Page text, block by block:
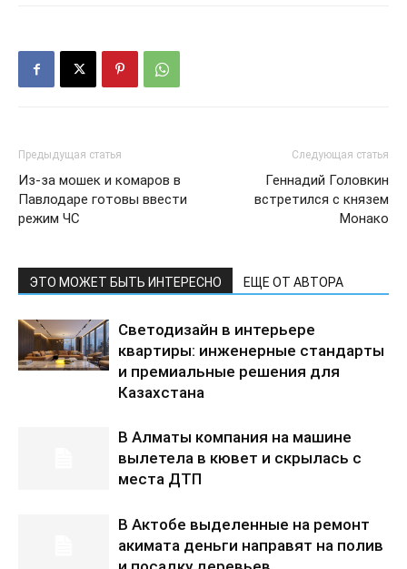
Предыдущая статья
Из-за мошек и комаров в
Павлодаре готовы ввести
режим ЧС
Следующая статья
Геннадий Головкин
встретился с князем
Монако
ЭТО МОЖЕТ БЫТЬ ИНТЕРЕСНО ЕЩЕ ОТ АВТОРА
Светодизайн в интерьере
квартиры: инженерные стандарты
и премиальные решения для
Казахстана
В Алматы компания на машине
вылетела в кювет и скрылась с
места ДТП
В Актобе выделенные на ремонт
акимата деньги направят на полив